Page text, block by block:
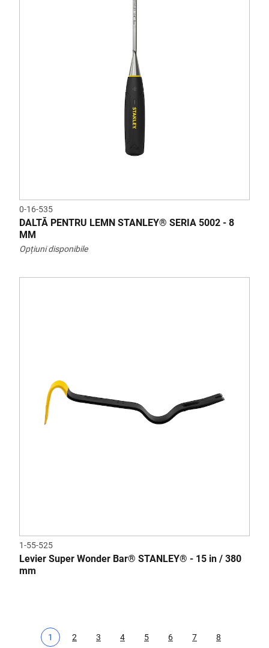
0-16-535
DALTĂ PENTRU LEMN STANLEY® SERIA 5002 - 8
MM
Opțiuni disponibile
1-55-525
Levier Super Wonder Bar® STANLEY® - 15 in / 380
mm
Pagina curentă
1
Page
2
Page
3
Page
4
Page
5
Page
6
Page
7
Page
8